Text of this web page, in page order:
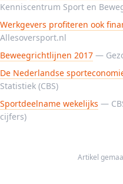
Kenniscentrum Sport en
Werkgevers profiteren ook
Allesoversport.nl
Beweegrichtlijnen 2017 —
De Nederlandse
Statistiek (CBS)
Sportdeelname wekelijks —
cijfers)
Artikel